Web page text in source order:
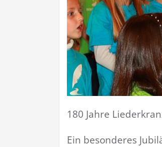
180 Jahre
Ein besonderes